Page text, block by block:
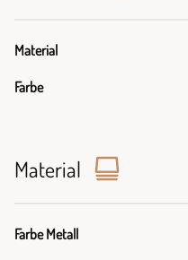
Material
Farbe
Material
Farbe Metall